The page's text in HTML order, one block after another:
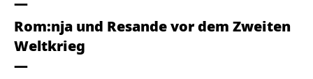
Rom:nja und Resande vor dem Zweiten
Weltkrieg